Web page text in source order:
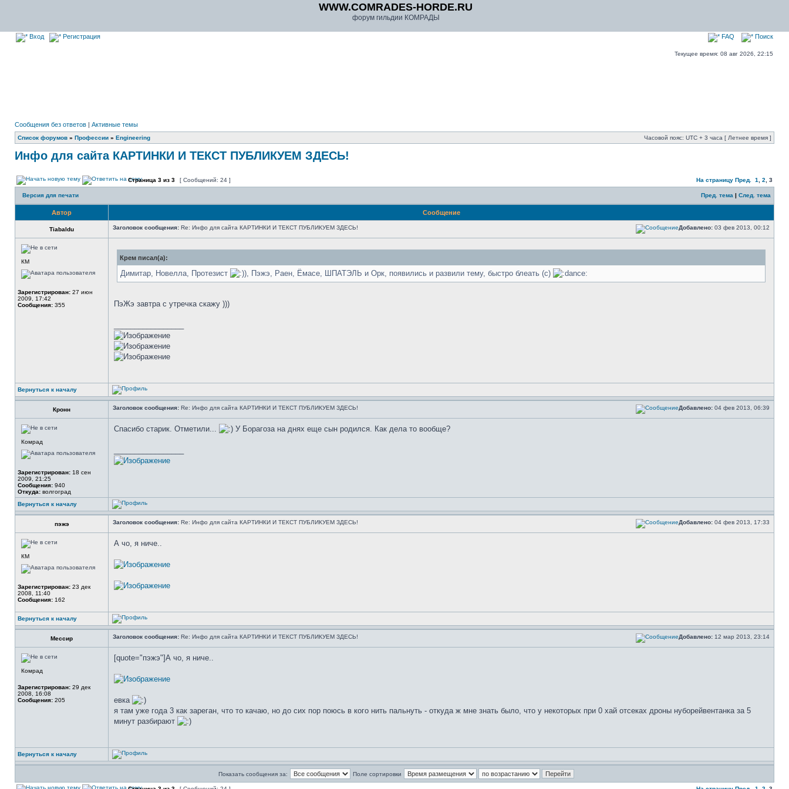
WWW.COMRADES-HORDE.RU
форум гильдии КОМРАДЫ
Вход Регистрация FAQ Поиск
Текущее время: 08 авг 2026, 22:15
Сообщения без ответов | Активные темы
Список форумов » Профессии » Engineering Часовой пояс: UTC + 3 часа [ Летнее время ]
Инфо для сайта КАРТИНКИ И ТЕКСТ ПУБЛИКУЕМ ЗДЕСЬ!
Страница 3 из 3 [ Сообщений: 24 ] На страницу Пред. 1 2 3
Версия для печати Пред. тема | След. тема
Автор Сообщение
Tiabaldu Заголовок сообщения: Re: Инфо для сайта КАРТИНКИ И ТЕКСТ ПУБЛИКУЕМ ЗДЕСЬ! Добавлено: 03 фев 2013, 00:12
КМ
Зарегистрирован: 27 июн
2009, 17:42
Сообщения: 355
Крем писал(а):
Димитар, Новелла, Протезист ), Пэжэ, Раен, Ёмасе, ШПАТЭЛЬ и Орк, появились и развили тему, быстро блеать (с)
ПэЖэ завтра с утречка скажу )))
Вернуться к началу
Кронн Заголовок сообщения: Re: Инфо для сайта КАРТИНКИ И ТЕКСТ ПУБЛИКУЕМ ЗДЕСЬ! Добавлено: 04 фев 2013, 06:39
Комрад
Зарегистрирован: 18 сен
2009, 21:25
Сообщения: 940
Откуда: волгоград
Спасибо старик. Отметили... У Борагоза на днях еще сын родился. Как дела то вообще?
Вернуться к началу
пэжэ Заголовок сообщения: Re: Инфо для сайта КАРТИНКИ И ТЕКСТ ПУБЛИКУЕМ ЗДЕСЬ! Добавлено: 04 фев 2013, 17:33
КМ
Зарегистрирован: 23 дек
2008, 11:40
Сообщения: 162
А чо, я ниче..
Вернуться к началу
Мессир Заголовок сообщения: Re: Инфо для сайта КАРТИНКИ И ТЕКСТ ПУБЛИКУЕМ ЗДЕСЬ! Добавлено: 12 мар 2013, 23:14
Комрад
Зарегистрирован: 29 дек
2008, 16:08
Сообщения: 205
[quote="пэжэ"]А чо, я ниче..
евка
я там уже года 3 как зареган, что то качаю, но до сих пор поюсь в кого нить пальнуть - откуда ж мне знать было, что у некоторых при 0 хай отсеках дроны нуборейвентанка за 5
минут разбирают
Вернуться к началу
Показать сообщения за: Поле сортировки